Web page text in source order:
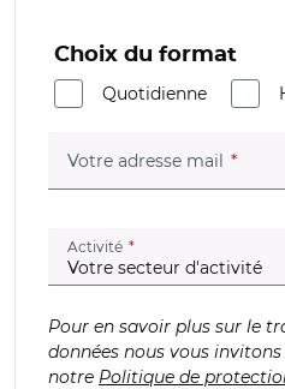
Choix du format
Quotidienne
Votre adresse mail
Activité (champ obligatoire)
Pour en savoir plus sur le
données nous vous
notre Politique de